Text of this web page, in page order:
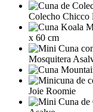
Colecho Chicco
x 60 cm
Mosquitera
Joie Roomie